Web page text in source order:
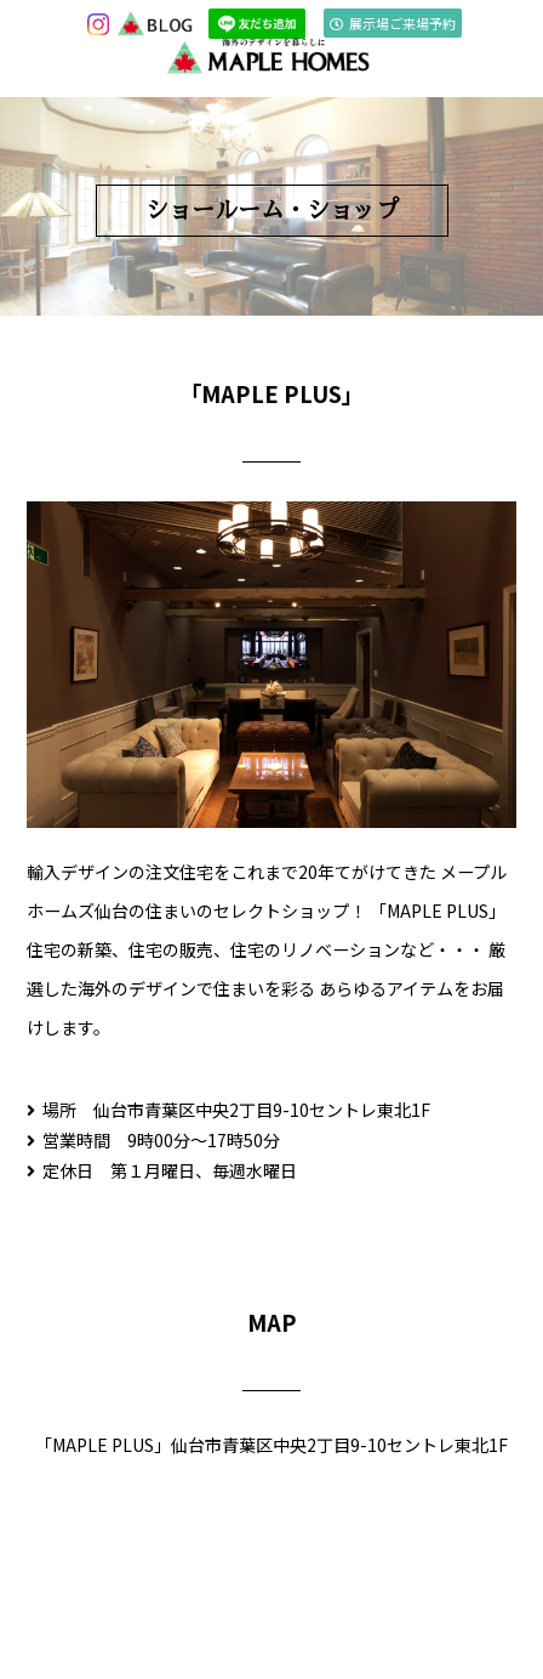
展示場ご来場予約
ショールーム・ショップ
「MAPLE PLUS」
輸入デザインの注文住宅をこれまで20年てがけてきた メープル
ホームズ仙台の住まいのセレクトショップ！
「MAPLE PLUS」
住宅の新築、住宅の販売、住宅のリノベーションなど・・・ 厳
選した海外のデザインで住まいを彩る あらゆるアイテムをお届
けします。
場所 仙台市青葉区中央2丁目9-10セントレ東北1F
営業時間 9時00分～17時50分
定休日 第１月曜日、毎週水曜日
MAP
「MAPLE PLUS」仙台市青葉区中央2丁目9-10セントレ東北1F